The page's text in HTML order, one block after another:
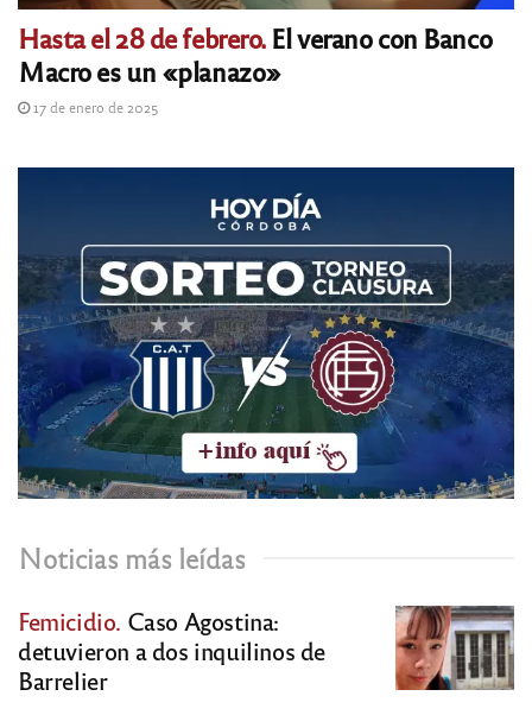
Hasta el 28 de febrero.El verano con Banco
Macro es un «planazo»
17 de enero de 2025
Noticias más leídas
Femicidio. Caso Agostina:
detuvieron a dos inquilinos de
Barrelier